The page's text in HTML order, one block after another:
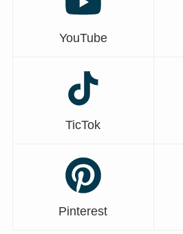
YouTube
TicTok
Pinterest